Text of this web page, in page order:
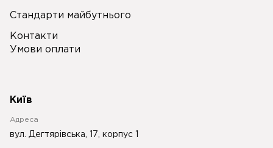
Стандарти майбутнього
Контакти
Умови оплати
Київ
Адреса
вул. Дегтярівська, 17, корпус 1